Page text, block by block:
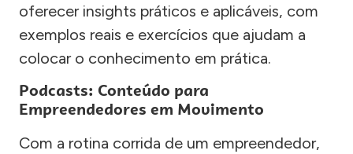
oferecer insights práticos e aplicáveis, com
exemplos reais e exercícios que ajudam a
colocar o conhecimento em prática.
Podcasts: Conteúdo para
Empreendedores em Movimento
Com a rotina corrida de um empreendedor,